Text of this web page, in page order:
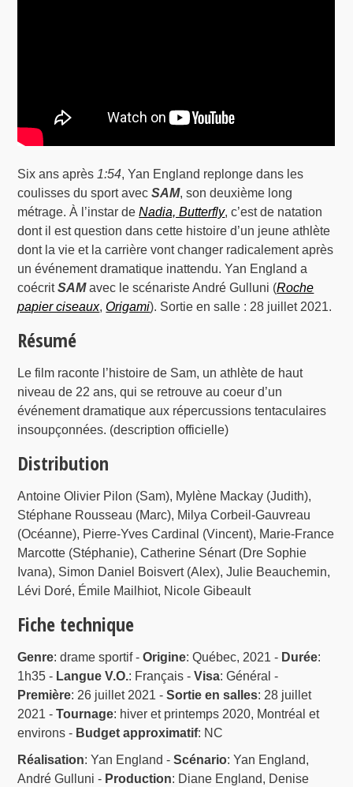
Six ans après 1:54, Yan England replonge dans les
coulisses du sport avecSAM, son deuxième long
métrage. À l’instar deNadia, Butterfly, c’est de natation
dont il est question dans cette histoire d’un jeune athlète
dont la vie et la carrière vont changer radicalement après
un événement dramatique inattendu. Yan England a
coécritSAMavec le scénariste André Gulluni (Roche
papier ciseaux,Origami). Sortie en salle : 28 juillet 2021.
Résumé
Le film raconte l’histoire de Sam, un athlète de haut
niveau de 22 ans, qui se retrouve au coeur d’un
événement dramatique aux répercussions tentaculaires
insoupçonnées. (description officielle)
Distribution
Antoine Olivier Pilon (Sam), Mylène Mackay (Judith),
Stéphane Rousseau (Marc), Milya Corbeil-Gauvreau
(Océanne), Pierre-Yves Cardinal (Vincent), Marie-France
Marcotte (Stéphanie), Catherine Sénart (Dre Sophie
Ivana), Simon Daniel Boisvert (Alex), Julie Beauchemin,
Lévi Doré, Émile Mailhiot, Nicole Gibeault
Fiche technique
Genre: drame sportif -Origine: Québec, 2021 - Durée:
1h35 - Langue V.O.: Français -Visa: Général -
Première: 26 juillet 2021 -Sortie en salles: 28 juillet
2021 -Tournage: hiver et printemps 2020, Montréal et
environs - Budget approximatif: NC
Réalisation: Yan England -Scénario: Yan England,
André Gulluni - Production: Diane England, Denise